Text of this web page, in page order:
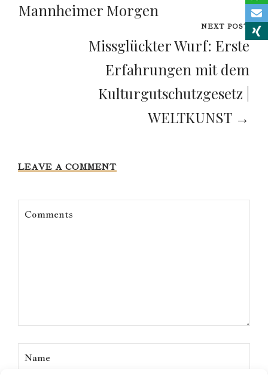
Mannheimer Morgen
NEXT POST
Missglückter Wurf: Erste
Erfahrungen mit dem
Kulturgutschutzgesetz |
WELTKUNST →
LEAVE A COMMENT